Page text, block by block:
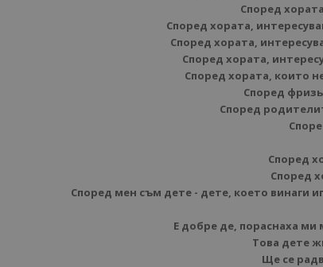
Според
Според хората,
Според хората,
Според хората,
Според хората, които
Според
Според
Според
Според
Според мен съм дете - дете, което винаги
Е добре де, пораснаха ми
Това дете
Ще се